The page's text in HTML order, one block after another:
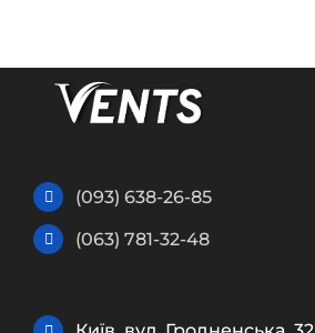
(093) 638-26-85
(063) 781-32-48